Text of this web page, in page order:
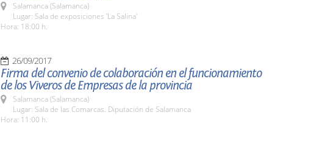
Salamanca (Salamanca)
Lugar: Sala de exposiciones 'La Salina'
Hora: 18:00 h.
26/09/2017
Firma del convenio de colaboración en el funcionamiento
de los Viveros de Empresas de la provincia
Salamanca (Salamanca)
Lugar: Sala de las Comarcas. Diputación de Salamanca
Hora: 11:00 h.